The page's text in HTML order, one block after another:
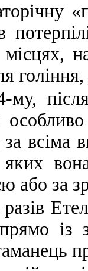
за всіма
або за
разів
із